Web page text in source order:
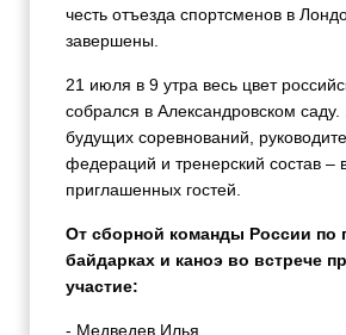
честь отъезда спортсменов в
завершены.
21 июля в 9 утра весь цвет
собрался в Александровском саду.
будущих соревнований,
федераций и тренерский состав –
приглашенных гостей.
От сборной команды России по
байдарках и каноэ во встрече
участие:
- Медведев Илья